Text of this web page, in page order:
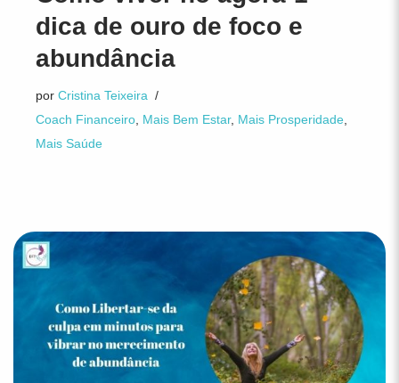
dica de ouro de foco e
abundância
por Cristina Teixeira
Coach Financeiro Mais Bem Estar, Mais Prosperidade
Mais Saúde